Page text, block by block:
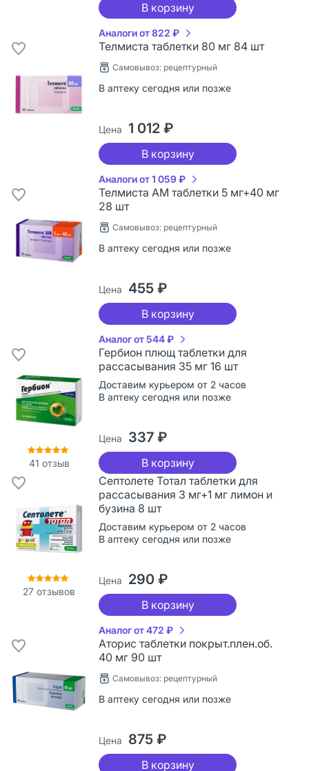
В корзину
Аналоги от 822 ₽
Телмиста таблетки 80 мг 84 шт
Самовывоз: рецептурный
В аптеку сегодня или позже
Цена 1 012 ₽
В корзину
Аналоги от 1 059 ₽
Телмиста АМ таблетки 5 мг+40 мг
28 шт
Самовывоз: рецептурный
В аптеку сегодня или позже
Цена 455 ₽
В корзину
Аналог от 544 ₽
41 отзыв
Гербион плющ таблетки для
рассасывания 35 мг 16 шт
Доставим курьером от 2 часов
В аптеку сегодня или позже
Цена 337 ₽
В корзину
27 отзывов
Септолете Тотал таблетки для
рассасывания 3 мг+1 мг лимон и
бузина 8 шт
Доставим курьером от 2 часов
В аптеку сегодня или позже
Цена 290 ₽
В корзину
Аналог от 472 ₽
Аторис таблетки покрыт.плен.об.
40 мг 90 шт
Самовывоз: рецептурный
В аптеку сегодня или позже
Цена 875 ₽
В корзину